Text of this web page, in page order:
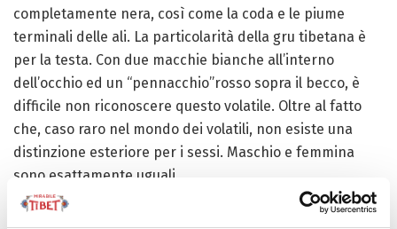
completamente nera, così come la coda e le piume
terminali delle ali. La particolarità della gru tibetana è
per la testa. Con due macchie bianche all’interno
dell’occhio ed un “pennacchio”rosso sopra il becco, è
difficile non riconoscere questo volatile. Oltre al fatto
che, caso raro nel mondo dei volatili, non esiste una
distinzione esteriore per i sessi. Maschio e femmina
sono esattamente uguali.
Diffusa in Cina, India Buthan e Vietnam, la gru dal collo